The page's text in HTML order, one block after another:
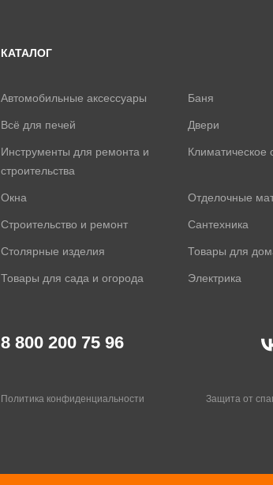
КАТАЛОГ
Автомобильные аксессуары Баня
Всё для печей Двери
Инструменты для ремонта и
строительства
Климатическое
Окна Отделочные
Строительство и ремонт Сантехника
Столярные изделия Товары для
Товары для сада и огорода Электрика
8 800 200 75 96
Политика конфиденциальности Защита от